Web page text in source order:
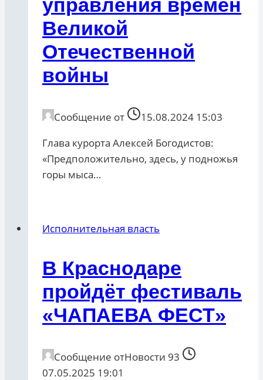
управления времён
Великой
Отечественной
войны
Сообщение от
15.08.2024 15:03
Глава курорта Алексей Богодистов:
«Предположительно, здесь, у подножья
горы мыса…
Исполнительная власть
В Краснодаре
пройдёт фестиваль
«ЧАПАЕВА ФЕСТ»
Сообщение отНовости 93
07.05.2025 19:01